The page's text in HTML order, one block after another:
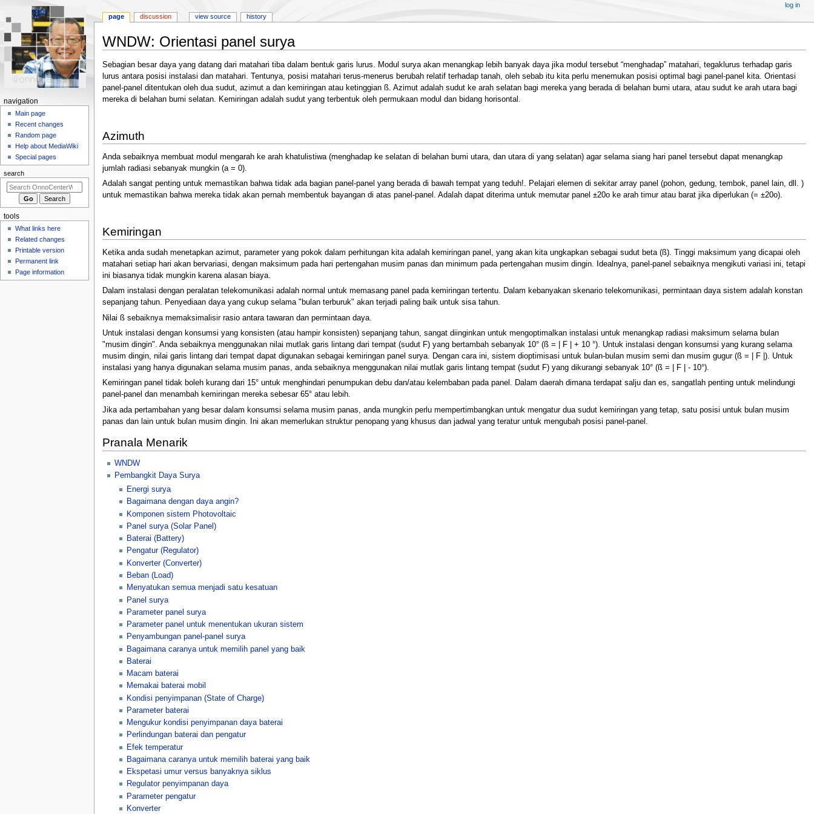
WNDW: Orientasi panel surya
Jump
to
navigation
Jump
to
search
Sebagian besar daya yang datang dari matahari tiba dalam bentuk garis lurus. Modul surya akan menangkap lebih banyak daya jika modul tersebut “menghadap” matahari, tegaklurus terhadap garis
lurus antara posisi instalasi dan matahari. Tentunya, posisi matahari terus-menerus berubah relatif terhadap tanah, oleh sebab itu kita perlu menemukan posisi optimal bagi panel-panel kita. Orientasi
panel-panel ditentukan oleh dua sudut, azimut a dan kemiringan atau ketinggian ß. Azimut adalah sudut ke arah selatan bagi mereka yang berada di belahan bumi utara, atau sudut ke arah utara bagi
mereka di belahan bumi selatan. Kemiringan adalah sudut yang terbentuk oleh permukaan modul dan bidang horisontal.
Azimuth
Anda sebaiknya membuat modul mengarah ke arah khatulistiwa (menghadap ke selatan di belahan bumi utara, dan utara di yang selatan) agar selama siang hari panel tersebut dapat menangkap
jumlah radiasi sebanyak mungkin (a = 0).
Adalah sangat penting untuk memastikan bahwa tidak ada bagian panel-panel yang berada di bawah tempat yang teduh!. Pelajari elemen di sekitar array panel (pohon, gedung, tembok, panel lain, dll. )
untuk memastikan bahwa mereka tidak akan pernah membentuk bayangan di atas panel-panel. Adalah dapat diterima untuk memutar panel ±20o ke arah timur atau barat jika diperlukan (= ±20o).
Kemiringan
Ketika anda sudah menetapkan azimut, parameter yang pokok dalam perhitungan kita adalah kemiringan panel, yang akan kita ungkapkan sebagai sudut beta (ß). Tinggi maksimum yang dicapai oleh
matahari setiap hari akan bervariasi, dengan maksimum pada hari pertengahan musim panas dan minimum pada pertengahan musim dingin. Idealnya, panel-panel sebaiknya mengikuti variasi ini, tetapi
ini biasanya tidak mungkin karena alasan biaya.
Dalam instalasi dengan peralatan telekomunikasi adalah normal untuk memasang panel pada kemiringan tertentu. Dalam kebanyakan skenario telekomunikasi, permintaan daya sistem adalah konstan
sepanjang tahun. Penyediaan daya yang cukup selama "bulan terburuk" akan terjadi paling baik untuk sisa tahun.
Nilai ß sebaiknya memaksimalisir rasio antara tawaran dan permintaan daya.
Untuk instalasi dengan konsumsi yang konsisten (atau hampir konsisten) sepanjang tahun, sangat diinginkan untuk mengoptimalkan instalasi untuk menangkap radiasi maksimum selama bulan
"musim dingin". Anda sebaiknya menggunakan nilai mutlak garis lintang dari tempat (sudut F) yang bertambah sebanyak 10° (ß = | F | + 10 °). Untuk instalasi dengan konsumsi yang kurang selama
musim dingin, nilai garis lintang dari tempat dapat digunakan sebagai kemiringan panel surya. Dengan cara ini, sistem dioptimisasi untuk bulan-bulan musim semi dan musim gugur (ß = | F |). Untuk
instalasi yang hanya digunakan selama musim panas, anda sebaiknya menggunakan nilai mutlak garis lintang tempat (sudut F) yang dikurangi sebanyak 10° (ß = | F | - 10°).
Kemiringan panel tidak boleh kurang dari 15° untuk menghindari penumpukan debu dan/atau kelembaban pada panel. Dalam daerah dimana terdapat salju dan es, sangatlah penting untuk melindungi
panel-panel dan menambah kemiringan mereka sebesar 65° atau lebih.
Jika ada pertambahan yang besar dalam konsumsi selama musim panas, anda mungkin perlu mempertimbangkan untuk mengatur dua sudut kemiringan yang tetap, satu posisi untuk bulan musim
panas dan lain untuk bulan musim dingin. Ini akan memerlukan struktur penopang yang khusus dan jadwal yang teratur untuk mengubah posisi panel-panel.
Pranala Menarik
WNDW
Pembangkit Daya Surya
Energi surya
Bagaimana dengan daya angin?
Komponen sistem Photovoltaic
Panel surya (Solar Panel)
Baterai (Battery)
Pengatur (Regulator)
Konverter (Converter)
Beban (Load)
Menyatukan semua menjadi satu kesatuan
Panel surya
Parameter panel surya
Parameter panel untuk menentukan ukuran sistem
Penyambungan panel-panel surya
Bagaimana caranya untuk memilih panel yang baik
Baterai
Macam baterai
Memakai baterai mobil
Kondisi penyimpanan (State of Charge)
Parameter baterai
Mengukur kondisi penyimpanan daya baterai
Perlindungan baterai dan pengatur
Efek temperatur
Bagaimana caranya untuk memilih baterai yang baik
Ekspetasi umur versus banyaknya siklus
Regulator penyimpanan daya
Parameter pengatur
Konverter
N
a
o
n
m
page discussion view source history
log in
navigation
Main page
Recent changes
Random page
Help about MediaWiki
Special pages
search
tools
What links here
Related changes
Printable version
Permanent link
Page information